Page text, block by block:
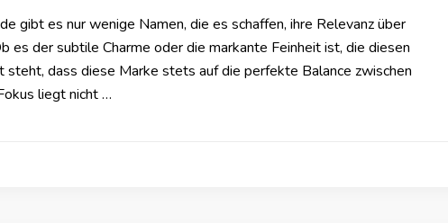
gibt es nur wenige Namen, die es schaffen, ihre Relevanz über
es der subtile Charme oder die markante Feinheit ist, die diesen
steht, dass diese Marke stets auf die perfekte Balance zwischen
liegt nicht …